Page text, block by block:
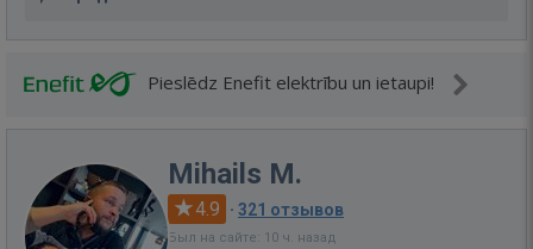
Pieslēdz Enefit elektrību un ietaupi!
Mihails M.
4.9 · 321 отзывов
Был на сайте: 10 ч. назад